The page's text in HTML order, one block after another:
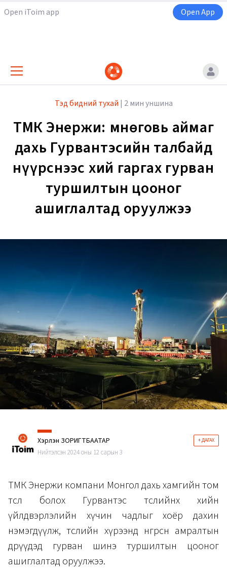
Open iToim app Open App
Тэд бидний тухай | 2 мин уншина
ТМК Энержи: Өмнөговь аймаг
дахь Гурвантэсийн талбайд
нүүрснээс хий гаргах гурван
туршилтын цооног
ашиглалтад оруулжээ
Хэрлэн ЗОРИГТБААТАР + ДАГАХ
Нийтэлсэн 2024 оны 12 сарын 3
ТМК Энержи компани Монгол дахь хамгийн том
төсөл болох Гурвантэс төслийнхөө хийн
үйлдвэрлэлийн хүчин чадлыг хоёр дахин
нэмэгдүүлж, төслийн хүрээнд өнгөрсөн амралтын
өдрүүдэд гурван шинэ туршилтын цооног
ашиглалтад оруулжээ.